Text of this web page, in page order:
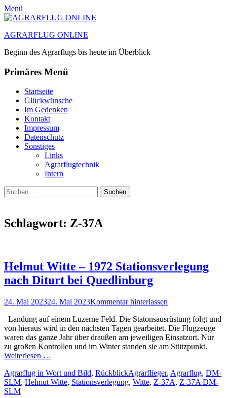
Menü
AGRARFLUG ONLINE
Beginn des Agrarflugs bis heute im Überblick
Primäres Menü
Zum
Inhalt
springen
Startseite
Glückwünsche
Im Gedenken
Kontakt
Impressum
Datenschutz
Sonstiges
Links
Agrarflugtechnik
Intern
Suchen
Suchen
nach:
Schlagwort: Z-37A
Helmut Witte – 1972 Stationsverlegung
nach Diturt bei Quedlinburg
Posted
24. Mai 202324. Mai 2023Kommentar hinterlassen
Landung auf einem Luzerne Feld. Die Statonsausrüstung folgt und
von hieraus wird in den nächsten Tagen gearbeitet. Die Flugzeuge
waren das ganze Jahr über draußen am jeweiligen Einsatzort. Nur
zu großen Kontrollen und im Winter standen sie am Stützpunkt.
Weiterlesen …
Kategorien
Agrarflug in Wort und Bild, RückblickSchlagworte
Agrarflieger, Agrarflug, DM-
SLM, Helmut Witte, Stationsverlegung, Witte, Z-37A, Z-37A DM-
SLM